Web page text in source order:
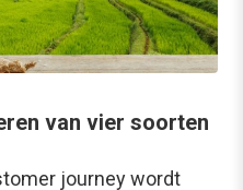
van vier soorten
journey wordt